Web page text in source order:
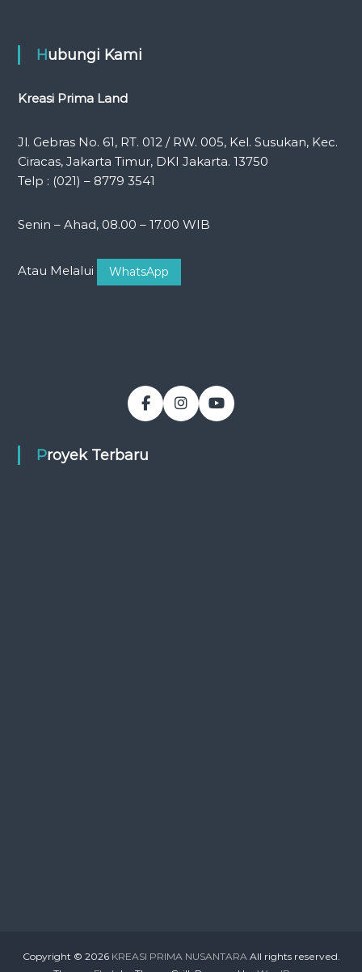
Hubungi Kami
Kreasi Prima Land
Jl. Gebras No. 61, RT. 012 / RW. 005, Kel. Susukan, Kec.
Ciracas, Jakarta Timur, DKI Jakarta. 13750
Telp : (021) – 8779 3541
Senin – Ahad, 08.00 – 17.00 WIB
Atau Melalui WhatsApp
Proyek Terbaru
Copyright © 2026 KREASI PRIMA NUSANTARAAll rights reserved.